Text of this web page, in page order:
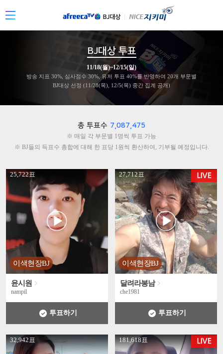
BJ대상 투표
11/18(월)~12/15(일)
방송 지표 30%, 심사점수 30%, 유저 투표 40%를반영하여 20개 부문별
BJ대상 선정 (11/28(목), 12/5(목) 중간 집계 공개)
총 투표수 7,087,475
※ 매일 각 부문별 1명씩 투표 가능
※ BJ들의 득표수 총합에 대해 한 표당 1원씩 환산하여, 기부될 예정입니다.
이색현장BJ
25,722표
' +
윤시원
nampil
투표하기
이색현장BJ
27,712표
' +
달려라봉남
che1981
투표하기
32,942표
' + 181,618표
' +